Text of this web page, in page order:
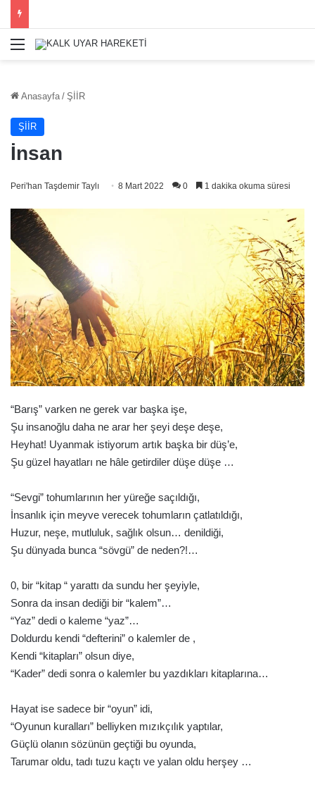
Menü
Anasayfa / ŞİİR
ŞİİR
İnsan
Peri'han Taşdemir Taylı 8 Mart 2022 0 1 dakika okuma süresi
“Barış” varken ne gerek var başka işe,
Şu insanoğlu daha ne arar her şeyi deşe deşe,
Heyhat! Uyanmak istiyorum artık başka bir düş’e,
Şu güzel hayatları ne hâle getirdiler düşe düşe …
“Sevgi” tohumlarının her yüreğe saçıldığı,
İnsanlık için meyve verecek tohumların çatlatıldığı,
Huzur, neşe, mutluluk, sağlık olsun… denildiği,
Şu dünyada bunca “sövgü” de neden?!…
0, bir “kitap “ yarattı da sundu her şeyiyle,
Sonra da insan dediği bir “kalem”…
“Yaz” dedi o kaleme “yaz”…
Doldurdu kendi “defterini” o kalemler de ,
Kendi “kitapları” olsun diye,
“Kader” dedi sonra o kalemler bu yazdıkları kitaplarına…
Hayat ise sadece bir “oyun” idi,
“Oyunun kuralları” belliyken mızıkçılık yaptılar,
Güçlü olanın sözünün geçtiği bu oyunda,
Tarumar oldu, tadı tuzu kaçtı ve yalan oldu herşey …